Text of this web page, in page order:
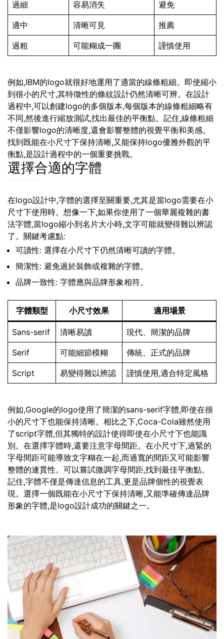
過細 容易消失 避免
適中 清晰可見 推薦
過粗 可能糊成一團 謹慎使用
例如,IBM的logo就很好地運用了適當的線條粗細。即使縮小
到很小的尺寸,其特徵性的條紋設計仍然清晰可辨。在設計
過程中,可以創建logo的多個版本,每個版本的線條粗細略有
不同,然後進行縮放測試,找出最佳的平衡點。記住,線條粗細
不僅影響logo的清晰度,還會影響整體的視覺平衡和美感。
找到既能在小尺寸下保持清晰,又能保持logo優雅外觀的平
衡點,是設計過程中的一個重要挑戰。
選擇合適的字體
在logo設計中,字體的選擇至關重要,尤其是當logo需要在小
尺寸下使用時。想像一下,如果你使用了一個華麗複雜的書
法字體,當logo縮小到名片大小時,文字可能就變得難以辨認
了。關鍵考慮點:
可讀性: 選擇在小尺寸下仍然清晰可讀的字體。
簡潔性: 避免過於裝飾或複雜的字體。
品牌一致性: 字體應與品牌形象相符。
字體類型 小尺寸效果 適用場景
Sans-serif 清晰易讀 現代、簡潔的品牌
Serif 可能細節模糊 傳統、正式的品牌
Script 易變得難以辨認 謹慎使用,適合特定風格
例如,Google的logo使用了簡潔的sans-serif字體,即使在很
小的尺寸下也能保持清晰。相比之下,Coca-Cola雖然使用
了script字體,但其獨特的設計使得即使在小尺寸下也能識
別。在選擇字體時,還要注意字母間距。在小尺寸下,過緊的
字母間距可能導致文字糊在一起,而過寬的間距又可能影響
整體的連貫性。可以嘗試微調字母間距,找到最佳平衡點。
記住,字體不僅是傳達信息的工具,更是品牌個性的視覺表
現。選擇一個既能在小尺寸下保持清晰,又能準確傳達品牌
形象的字體,是logo設計成功的關鍵之一。